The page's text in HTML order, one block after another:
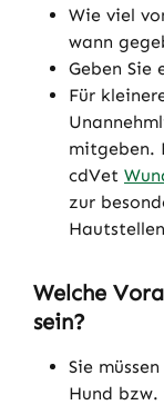
Wie viel
wann
Geben
Für
mitgeben.
cdVet
zur
Welche
sein?
Sie
Hund